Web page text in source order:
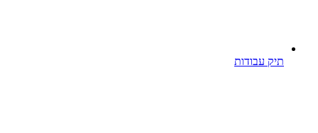
תיק עבודות